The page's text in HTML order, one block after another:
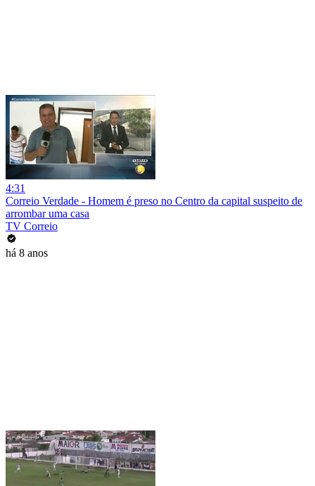
4:31
Correio Verdade - Homem é preso no Centro da capital suspeito de
arrombar uma casa
TV Correio
há 8 anos